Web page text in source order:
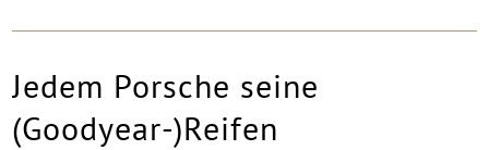
Jedem Porsche seine
(Goodyear-)Reifen